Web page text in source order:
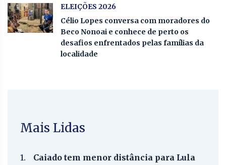
ELEIÇÕES 2026
Célio Lopes conversa com moradores do
Beco Nonoai e conhece de perto os
desafios enfrentados pelas famílias da
localidade
Mais Lidas
1.
Caiado tem menor distância para Lula